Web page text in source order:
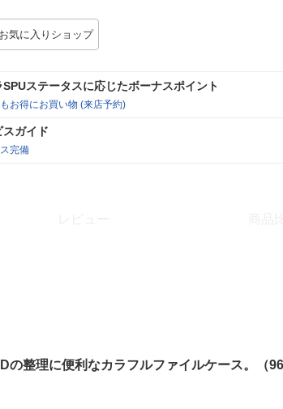
ステータスに応じたボーナスポイント
お得にお買い物 (来店予約)
ガイド
完備
整理に便利なカラフルファイルケース。（